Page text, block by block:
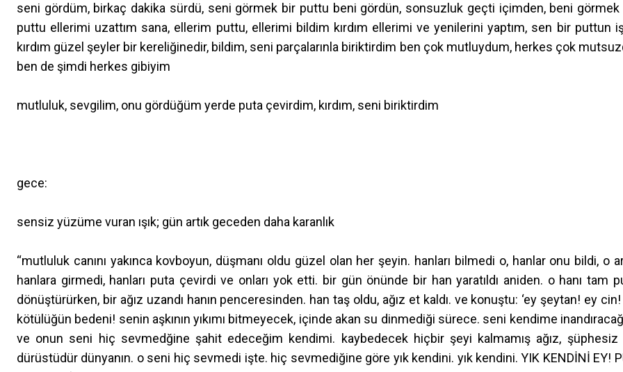
seni gördüm, birkaç dakika sürdü, seni görmek bir puttu beni gördün, sonsuzluk geçti içimden, beni görmek
puttu ellerimi uzattım sana, ellerim puttu, ellerimi bildim kırdım ellerimi ve yenilerini yaptım, sen bir puttun
kırdım güzel şeyler bir kereliğinedir, bildim, seni parçalarınla biriktirdim ben çok mutluydum, herkes çok
ben de şimdi herkes gibiyim
mutluluk, sevgilim, onu gördüğüm yerde puta çevirdim, kırdım, seni biriktirdim
gece:
sensiz yüzüme vuran ışık; gün artık geceden daha karanlık
“mutluluk canını yakınca kovboyun, düşmanı oldu güzel olan her şeyin. hanları bilmedi o, hanlar onu bildi, o
hanlara girmedi, hanları puta çevirdi ve onları yok etti. bir gün önünde bir han yaratıldı aniden. o hanı tam
dönüştürürken, bir ağız uzandı hanın penceresinden. han taş oldu, ağız et kaldı. ve konuştu: ‘ey şeytan! ey
kötülüğün bedeni! senin aşkının yıkımı bitmeyecek, içinde akan su dinmediği sürece. seni kendime
ve onun seni hiç sevmedğine şahit edeceğim kendimi. kaybedecek hiçbir şeyi kalmamış ağız, şüphesiz
dürüstüdür dünyanın. o seni hiç sevmedi işte. hiç sevmediğine göre yık kendini. yık kendini. YIK KENDİNİ EY!